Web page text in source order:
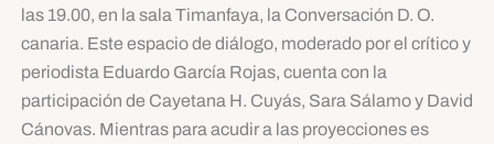
las 19.00, en la sala Timanfaya, la Conversación D. O.
canaria. Este espacio de diálogo, moderado por el crítico y
periodista Eduardo García Rojas, cuenta con la
participación de Cayetana H. Cuyás, Sara Sálamo y David
Cánovas. Mientras para acudir a las proyecciones es